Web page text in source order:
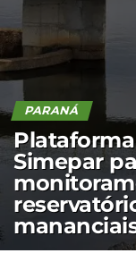
PARANÁ
Simepar